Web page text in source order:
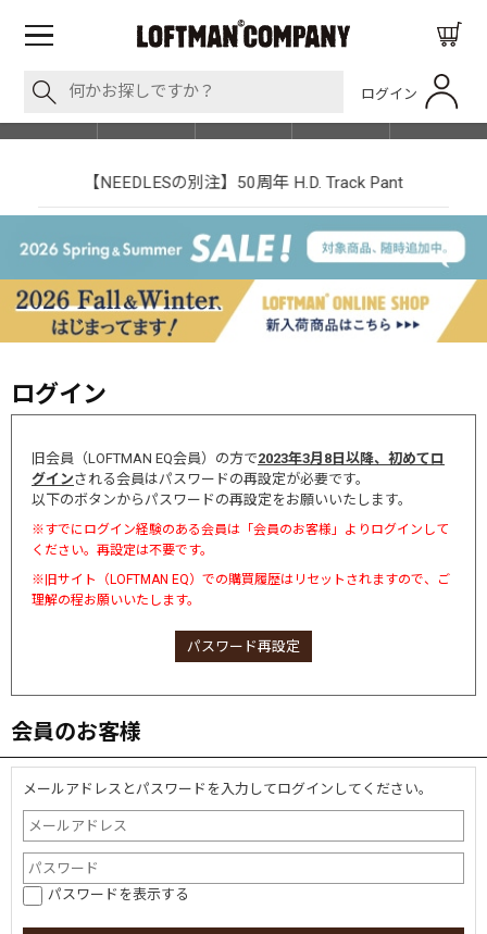
ログイン
SHOP LIST
【NEEDLESの別注】50周年 H.D. Track Pant
ログイン
旧会員（LOFTMAN EQ会員）の方で2023年3月8日以降、初めてロ
グインされる会員はパスワードの再設定が必要です。
以下のボタンからパスワードの再設定をお願いいたします。
※すでにログイン経験のある会員は「会員のお客様」よりログインして
ください。再設定は不要です。
※旧サイト（LOFTMAN EQ）での購買履歴はリセットされますので、ご
理解の程お願いいたします。
パスワード再設定
会員のお客様
メールアドレスとパスワードを入力してログインしてください。
パスワードを表示する